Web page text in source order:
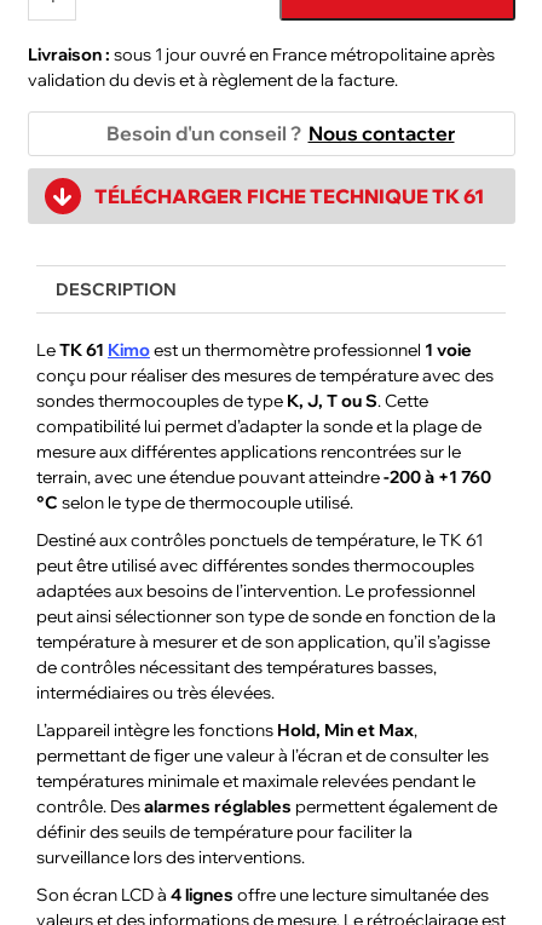
Livraison : sous 1 jour ouvré en France métropolitaine après
validation du devis et à règlement de la facture.
Besoin d'un conseil ? Nous contacter
TÉLÉCHARGER FICHE TECHNIQUE TK 61
DESCRIPTION
LeTK 61 Kimoest un thermomètre professionnel 1 voie
conçu pour réaliser des mesures de température avec des
sondes thermocouples de type K, J, T ou S. Cette
compatibilité lui permet d’adapter la sonde et la plage de
mesure aux différentes applications rencontrées sur le
terrain, avec une étendue pouvant atteindre-200 à +1 760
°C selon le type de thermocouple utilisé.
Destiné aux contrôles ponctuels de température, le TK 61
peut être utilisé avec différentes sondes thermocouples
adaptées aux besoins de l’intervention. Le professionnel
peut ainsi sélectionner son type de sonde en fonction de la
température à mesurer et de son application, qu’il s’agisse
de contrôles nécessitant des températures basses,
intermédiaires ou très élevées.
L’appareil intègre les fonctions Hold, Min et Max,
permettant de figer une valeur à l’écran et de consulter les
températures minimale et maximale relevées pendant le
contrôle. Desalarmes réglables permettent également de
définir des seuils de température pour faciliter la
surveillance lors des interventions.
Son écran LCD à 4 lignes offre une lecture simultanée des
valeurs et des informations de mesure. Le rétroéclairage est